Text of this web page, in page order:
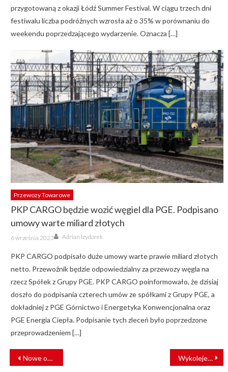
przygotowaną z okazji Łódź Summer Festival. W ciągu trzech dni
festiwalu liczba podróżnych wzrosła aż o 35% w porównaniu do
weekendu poprzedzającego wydarzenie. Oznacza […]
Przewozy Towarowe
PKP CARGO będzie wozić węgiel dla PGE. Podpisano
umowy warte miliard złotych
Posted
on
6 września 2023 Author
Adrian Izydorek
PKP CARGO podpisało duże umowy warte prawie miliard złotych
netto. Przewoźnik będzie odpowiedzialny za przewozy węgla na
rzecz Spółek z Grupy PGE. PKP CARGO poinformowało, że dzisiaj
doszło do podpisania czterech umów ze spółkami z Grupy PGE, a
dokładniej z PGE Górnictwo i Energetyka Konwencjonalna oraz
PGE Energia Ciepła. Podpisanie tych zleceń było poprzedzone
przeprowadzeniem […]
NAWIGACJA
WPISU
Nowe oblicze Piły Głównej? PKP PLK szukają projektanta Wykolejenie wagonu towarowego w Štramberku